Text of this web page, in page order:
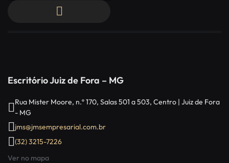
Escritório Juiz de Fora – MG
Rua Mister Moore, n.º 170, Salas 501 a 503, Centro | Juiz de Fora
- MG
jms@jmsempresarial.com.br
(32) 3215-7226
Ver no mapa